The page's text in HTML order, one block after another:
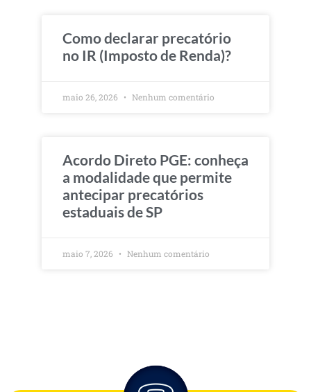
Como declarar precatório
no IR (Imposto de Renda)?
maio 26, 2026 Nenhum comentário
Acordo Direto PGE: conheça
a modalidade que permite
antecipar precatórios
estaduais de SP
maio 7, 2026 Nenhum comentário